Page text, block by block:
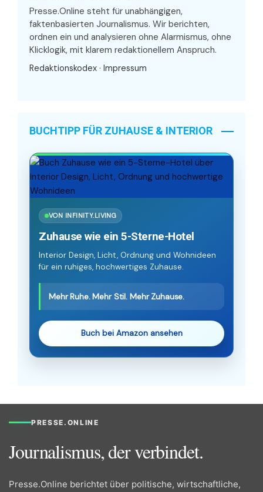
Presse.Online steht für unabhängigen,
faktenbasierten Journalismus. Wir berichten,
ordnen ein und analysieren ohne Alarmismus, ohne
Klicklogik, mit klarem redaktionellem Anspruch.
Redaktionskodex · Impressum
BUCHTIPP FÜR ZUHAUSE & INTERIOR
VON INFINITY.LIVING
Zuhause wie ein 5-Sterne-Hotel
Interior Design, Licht, Ordnung und Wohnideen
für ein ruhiges, hochwertiges Zuhause.
Mehr Ruhe. Mehr Stil. Mehr Zuhause.
Buch bei Amazon ansehen
PRESSE.ONLINE
Journalismus, der verbindet.
Presse.Online berichtet über politische, wirtschaftliche,